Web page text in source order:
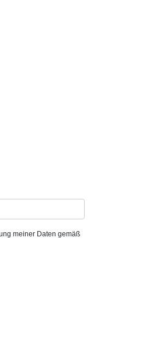
meiner Daten gemäß